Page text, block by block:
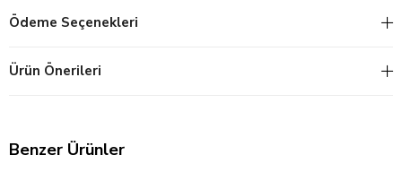
Ödeme Seçenekleri
Ürün Önerileri
Benzer Ürünler